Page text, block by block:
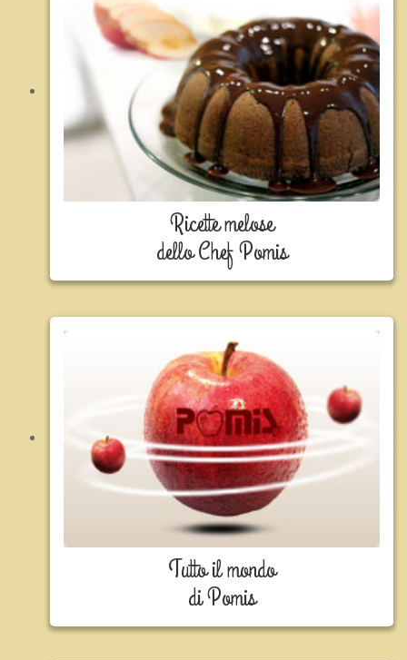
Ricette melose
dello Chef Pomis
Tutto il mondo
di Pomis